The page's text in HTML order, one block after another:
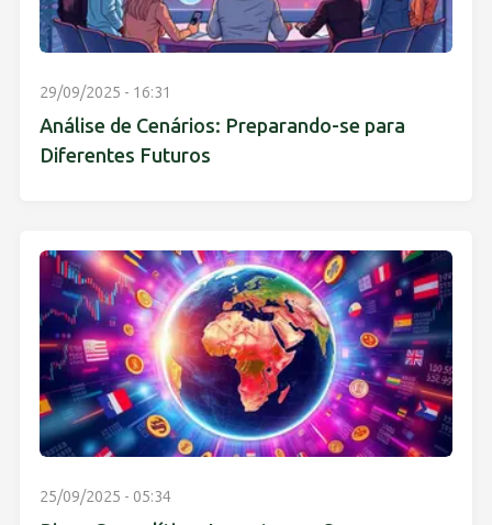
29/09/2025 - 16:31
Análise de Cenários: Preparando-se para
Diferentes Futuros
25/09/2025 - 05:34